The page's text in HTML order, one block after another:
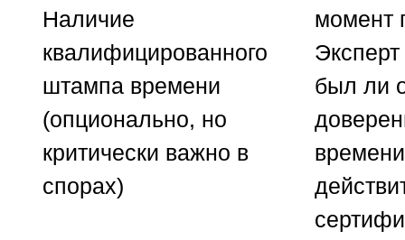
Наличие
квалифицированного
штампа времени
(опционально, но
критически важно в
спорах)
момент
был ли